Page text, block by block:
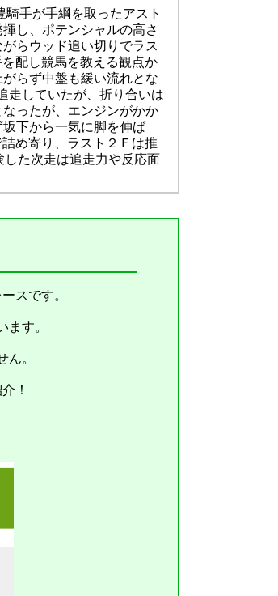
手が手綱を取ったアスト
し、ポテンシャルの高さ
らウッド追い切りでラス
配し競馬を教える観点か
らず中盤も緩い流れとな
走していたが、折り合いは
ったが、エンジンがかか
下から一気に脚を伸ば
め寄り、ラスト２Ｆは推
た次走は追走力や反応面
スです。
す。
。
！